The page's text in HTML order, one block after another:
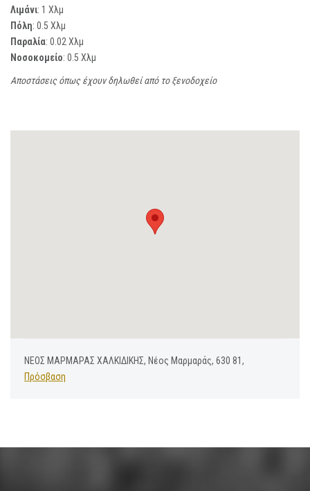
Λιμάνι: 1 Χλμ
Πόλη: 0.5 Χλμ
Παραλία: 0.02 Χλμ
Νοσοκομείο: 0.5 Χλμ
Αποστάσεις όπως έχουν δηλωθεί από το ξενοδοχείο
ΝΕΟΣ ΜΑΡΜΑΡΑΣ ΧΑΛΚΙΔΙΚΗΣ, Νέος Μαρμαράς, 630 81,
Πρόσβαση